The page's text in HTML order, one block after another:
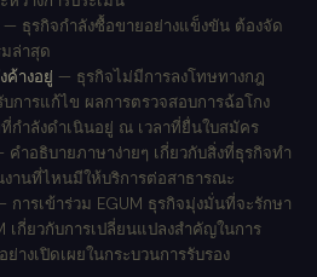
— ธุรกิจกำลังซื้อขายอย่างแข็งขัน ต้องจัด
ล่าสุด
ค้างอยู่ — ธุรกิจไม่มีการลงโทษทางกฎ
บการแก้ไข ผลการตรวจสอบการฉ้อโกง
กำลังดำเนินอยู่ ณ เวลาที่ยื่นใบสมัคร
คำอธิบายภาษาง่ายๆ เกี่ยวกับสิ่งที่ธุรกิจทำ
านที่ไหนมีให้บริการต่อสาธารณะ
การเข้าร่วม EGUM ธุรกิจมุ่งมั่นที่จะรักษา
เกี่ยวกับการเปลี่ยนแปลงสำคัญในการ
างเปิดเผยในกระบวนการรับรอง